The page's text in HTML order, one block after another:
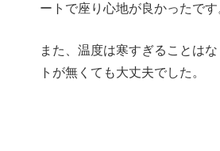
ートで座り心地が良かったです
また、温度は寒すぎることは
トが無くても大丈夫でした。